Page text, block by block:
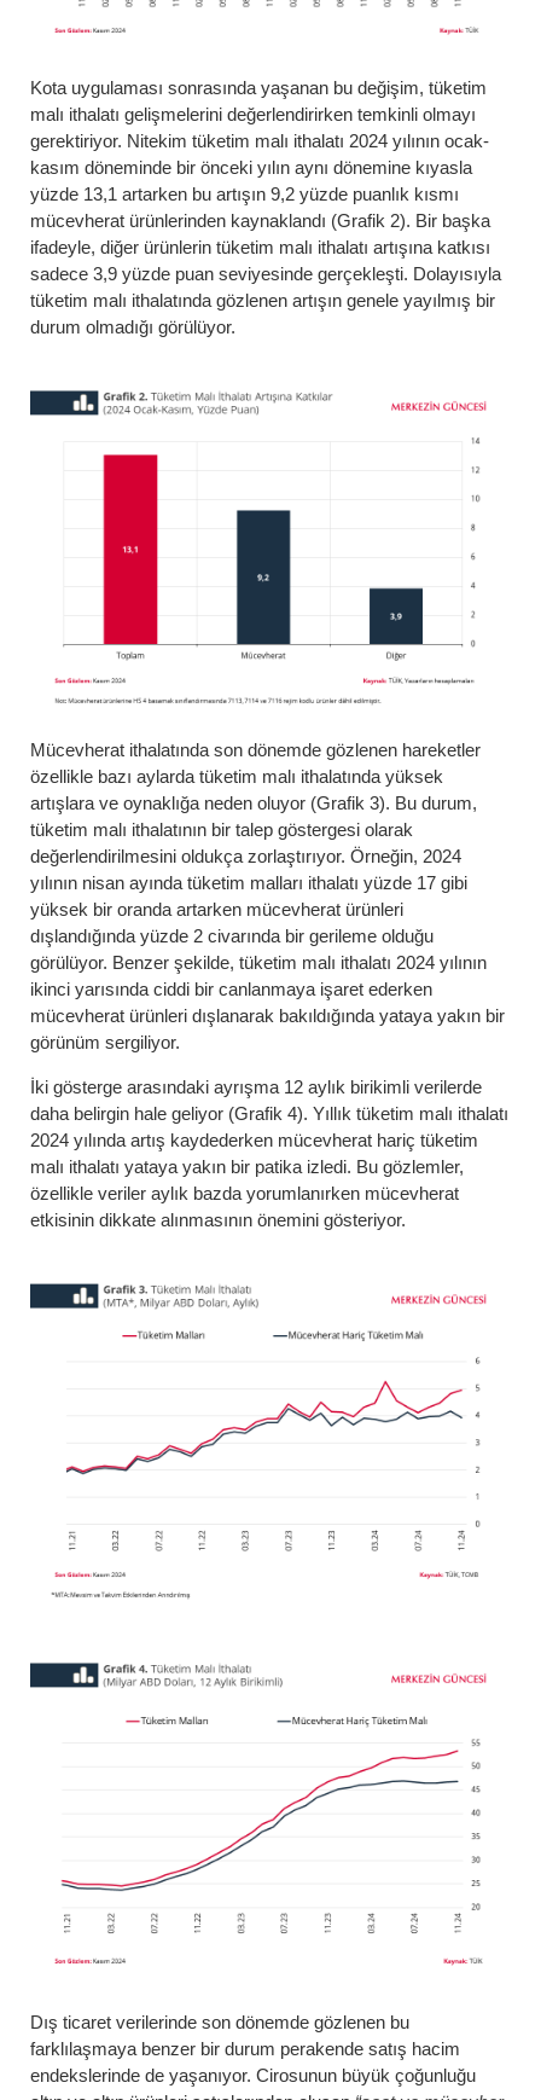
Kota uygulaması sonrasında yaşanan bu değişim, tüketim
malı ithalatı gelişmelerini değerlendirirken temkinli olmayı
gerektiriyor. Nitekim tüketim malı ithalatı 2024 yılının ocak-
kasım döneminde bir önceki yılın aynı dönemine kıyasla
yüzde 13,1 artarken bu artışın 9,2 yüzde puanlık kısmı
mücevherat ürünlerinden kaynaklandı (Grafik 2). Bir başka
ifadeyle, diğer ürünlerin tüketim malı ithalatı artışına katkısı
sadece 3,9 yüzde puan seviyesinde gerçekleşti. Dolayısıyla
tüketim malı ithalatında gözlenen artışın genele yayılmış bir
durum olmadığı görülüyor.
Mücevherat ithalatında son dönemde gözlenen hareketler
özellikle bazı aylarda tüketim malı ithalatında yüksek
artışlara ve oynaklığa neden oluyor (Grafik 3). Bu durum,
tüketim malı ithalatının bir talep göstergesi olarak
değerlendirilmesini oldukça zorlaştırıyor. Örneğin, 2024
yılının nisan ayında tüketim malları ithalatı yüzde 17 gibi
yüksek bir oranda artarken mücevherat ürünleri
dışlandığında yüzde 2 civarında bir gerileme olduğu
görülüyor. Benzer şekilde, tüketim malı ithalatı 2024 yılının
ikinci yarısında ciddi bir canlanmaya işaret ederken
mücevherat ürünleri dışlanarak bakıldığında yataya yakın bir
görünüm sergiliyor.
İki gösterge arasındaki ayrışma 12 aylık birikimli verilerde
daha belirgin hale geliyor (Grafik 4). Yıllık tüketim malı ithalatı
2024 yılında artış kaydederken mücevherat hariç tüketim
malı ithalatı yataya yakın bir patika izledi. Bu gözlemler,
özellikle veriler aylık bazda yorumlanırken mücevherat
etkisinin dikkate alınmasının önemini gösteriyor.
Dış ticaret verilerinde son dönemde gözlenen bu
farklılaşmaya benzer bir durum perakende satış hacim
endekslerinde de yaşanıyor. Cirosunun büyük çoğunluğu